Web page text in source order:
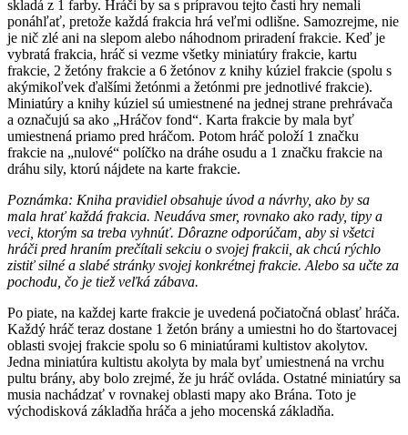
skladá z 1 farby. Hráči by sa s prípravou tejto časti hry nemali
ponáhľať, pretože každá frakcia hrá veľmi odlišne. Samozrejme, nie
je nič zlé ani na slepom alebo náhodnom priradení frakcie. Keď je
vybratá frakcia, hráč si vezme všetky miniatúry frakcie, kartu
frakcie, 2 žetóny frakcie a 6 žetónov z knihy kúziel frakcie (spolu s
akýmikoľvek ďalšími žetónmi a žetónmi pre jednotlivé frakcie).
Miniatúry a knihy kúziel sú umiestnené na jednej strane prehrávača
a označujú sa ako „Hráčov fond“. Karta frakcie by mala byť
umiestnená priamo pred hráčom. Potom hráč položí 1 značku
frakcie na „nulové“ políčko na dráhe osudu a 1 značku frakcie na
dráhu sily, ktorú nájdete na karte frakcie.
Poznámka: Kniha pravidiel obsahuje úvod a návrhy, ako by sa
mala hrať každá frakcia. Neudáva smer, rovnako ako rady, tipy a
veci, ktorým sa treba vyhnúť. Dôrazne odporúčam, aby si všetci
hráči pred hraním prečítali sekciu o svojej frakcii, ak chcú rýchlo
zistiť silné a slabé stránky svojej konkrétnej frakcie. Alebo sa učte za
pochodu, čo je tiež veľká zábava.
Po piate, na každej karte frakcie je uvedená počiatočná oblasť hráča.
Každý hráč teraz dostane 1 žetón brány a umiestni ho do štartovacej
oblasti svojej frakcie spolu so 6 miniatúrami kultistov akolytov.
Jedna miniatúra kultistu akolyta by mala byť umiestnená na vrchu
pultu brány, aby bolo zrejmé, že ju hráč ovláda. Ostatné miniatúry sa
musia nachádzať v rovnakej oblasti mapy ako Brána. Toto je
východisková základňa hráča a jeho mocenská základňa.